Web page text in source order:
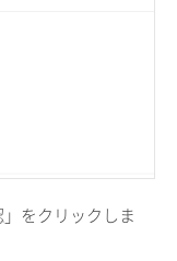
をクリックしま